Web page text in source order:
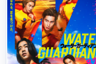
衣類（コート・スーツ
等）
靴・スニーカー